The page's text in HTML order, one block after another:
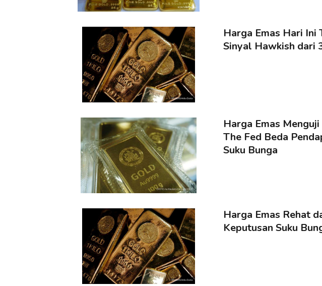
Harga Emas Hari Ini
Sinyal Hawkish dari
Harga Emas
The Fed Beda
Suku Bunga
Harga Emas Rehat
Keputusan Suku